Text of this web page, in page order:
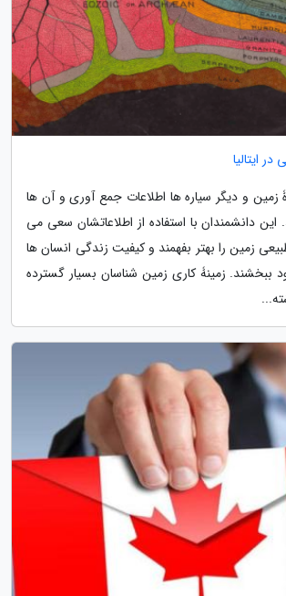
ایتالیا
زمین و دیگر سیاره ها اطلاعات جمع آوری و آن ها
این دانشمندان با استفاده از اطلاعاتشان سعی می
زمین را بهتر بفهمند و کیفیت زندگی انسان ها
ببخشند. زمینۀ کاری زمین شناسان بسیار گسترده